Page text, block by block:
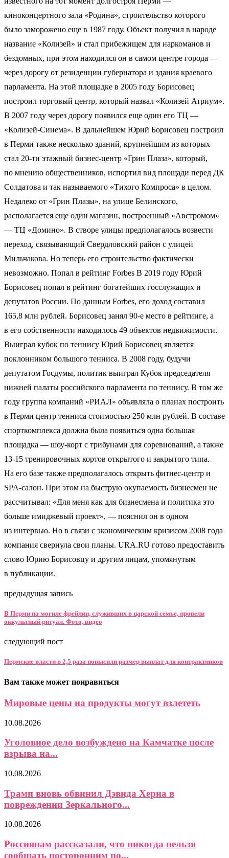
киноконцертного зала «Родина», строительство которого
было заморожено еще в 1987 году. Объект получил в народе
название «Колизей» и стал прибежищем для наркоманов и
бездомных, при этом находился он в самом центре города —
через дорогу от резиденции губернатора и здания краевого
парламента. На этой площадке в 2005 году Борисовец
построил торговый центр, который назвал «Колизей Атриум».
В 2007 году через дорогу появился еще один его ТЦ —
«Колизей-Синема». В дальнейшем Юрий Борисовец построил
в Перми также несколько зданий, крупнейшим из которых
стал 20-ти этажный бизнес-центр «Грин Плаза», который,
по мнению общественников, испортил вид площади перед ДК
Солдатова и так называемого «Тихого Компроса» в целом.
Недалеко от «Грин Плазы», на улице Белинского,
располагается еще один магазин, построенный «Австромом»
— ТЦ «Домино». В створе улицы предполагалось возвести
переход, связывающий Свердловский район с улицей
Мильчакова. Но теперь его строительство фактически
невозможно. Попал в рейтинг Forbes В 2019 году Юрий
Борисовец попал в рейтинг богатейших госслужащих и
депутатов России. По данным Forbes, его доход составил
165,8 млн рублей. Борисовец занял 90-е место в рейтинге, а
в его собственности находилось 49 объектов недвижимости.
Выиграл кубок по теннису Юрий Борисовец является
поклонником большого тенниса. В 2008 году, будучи
депутатом Госдумы, политик выиграл Кубок председателя
нижней палаты российского парламента по теннису. В том же
году группа компаний «РИАЛ» объявляла о планах построить
в Перми центр тенниса стоимостью 250 млн рублей. В составе
спорткомплекса должна была появиться одна большая
площадка — шоу-корт с трибунами для соревнований, а также
13-15 тренировочных кортов открытого и закрытого типа.
На его базе также предполагалось открыть фитнес-центр и
SPA-салон. При этом на быструю окупаемость бизнесмен не
рассчитывал: «Для меня как для бизнесмена и политика это
больше имиджевый проект», — пояснил он в одном
из интервью. Но в связи с экономическим кризисом 2008 года
компания свернула свои планы. URA.RU готово предоставить
слово Юрию Борисовцу и другим лицам, упомянутым
в публикации.
предыдущая запись
В Перми на могиле фрейлин, служивших в царской семье, провели
оккультный ритуал. Фото, видео
следующий пост
Пермские власти в 2,5 раза повысили размер выплат для контрактников
Вам также может понравиться
Мировые цены на продукты могут взлететь
10.08.2026
Уголовное дело возбуждено на Камчатке после
взрыва на...
10.08.2026
Трамп вновь обвинил Дэвида Херна в
повреждении Зеркального...
10.08.2026
Россиянам рассказали, что никогда нельзя
сообщать посторонним по...